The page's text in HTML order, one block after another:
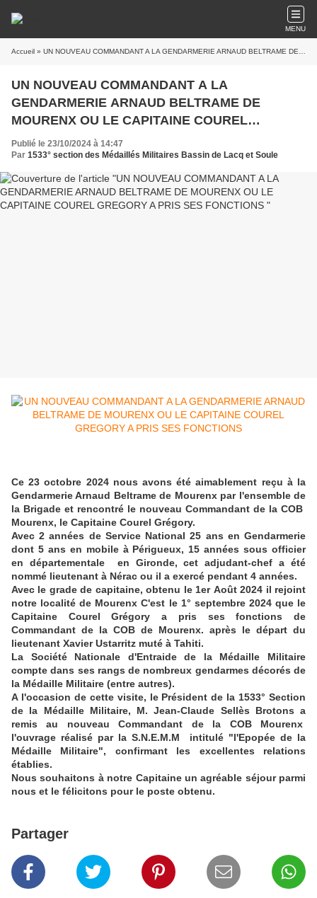
MENU
Accueil » UN NOUVEAU COMMANDANT A LA GENDARMERIE ARNAUD BELTRAME DE MOURENX OU LE CAPITAINE COUREL GREGORY A PRIS SES FONCTIONS
UN NOUVEAU COMMANDANT A LA
GENDARMERIE ARNAUD BELTRAME DE
MOURENX OU LE CAPITAINE COUREL
GREGORY A PRIS SES FONCTIONS
Publié le 23/10/2024 à 14:47
Par 1533° section des Médaillés Militaires Bassin de Lacq et Soule
Ce 23 octobre 2024 nous avons été aimablement reçu à la
Gendarmerie Arnaud Beltrame de Mourenx par l'ensemble de
la Brigade et rencontré le nouveau Commandant de la COB
Mourenx, le Capitaine Courel Grégory.
Avec 2 années de Service National 25 ans en Gendarmerie
dont 5 ans en mobile à Périgueux, 15 années sous officier
en départementale en Gironde, cet adjudant-chef a été
nommé lieutenant à Nérac ou il a exercé pendant 4 années.
Avec le grade de capitaine, obtenu le 1er Août 2024 il rejoint
notre localité de Mourenx C'est le 1° septembre 2024 que le
Capitaine Courel Grégory a pris ses fonctions de
Commandant de la COB de Mourenx. après le départ du
lieutenant Xavier Ustarritz muté à Tahiti.
La Société Nationale d'Entraide de la Médaille Militaire
compte dans ses rangs de nombreux gendarmes décorés de
la Médaille Militaire (entre autres).
A l'occasion de cette visite, le Président de la 1533° Section
de la Médaille Militaire, M. Jean-Claude Sellès Brotons a
remis au nouveau Commandant de la COB Mourenx
l'ouvrage réalisé par la S.N.E.M.M intitulé "l'Epopée de la
Médaille Militaire", confirmant les excellentes relations
établies.
Nous souhaitons à notre Capitaine un agréable séjour parmi
nous et le félicitons pour le poste obtenu.
Partager